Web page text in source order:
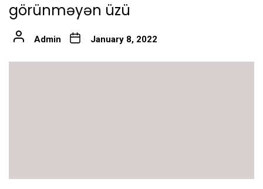
görünməyən üzü
Admin January 8, 2022